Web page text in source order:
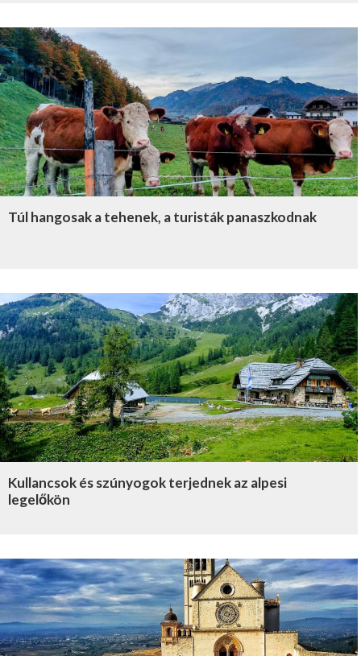
Túl hangosak a tehenek, a turisták panaszkodnak
Kullancsok és szúnyogok terjednek az alpesi
legelőkön